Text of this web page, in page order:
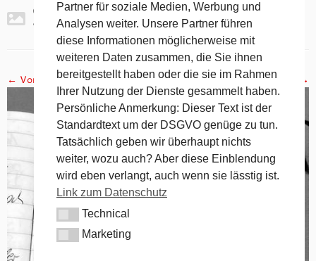
2017-11-05 19.14.57
← Vorheriges Nächstes →
Partner für soziale Medien, Werbung und
Analysen weiter. Unsere Partner führen
diese Informationen möglicherweise mit
weiteren Daten zusammen, die Sie ihnen
bereitgestellt haben oder die sie im Rahmen
Ihrer Nutzung der Dienste gesammelt haben.
Persönliche Anmerkung: Dieser Text ist der
Standardtext um der DSGVO genüge zu tun.
Tatsächlich geben wir überhaupt nichts
weiter, wozu auch? Aber diese Einblendung
wird eben verlangt, auch wenn sie lässtig ist.
Link zum Datenschutz
TechnicalTechnical
MarketingMarketing